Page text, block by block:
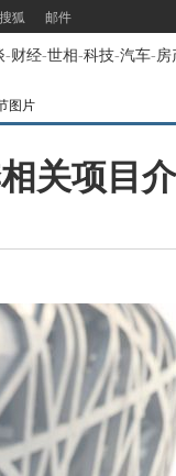
狐 邮件
-财经-世相-科技-汽车-房
图片
关项目